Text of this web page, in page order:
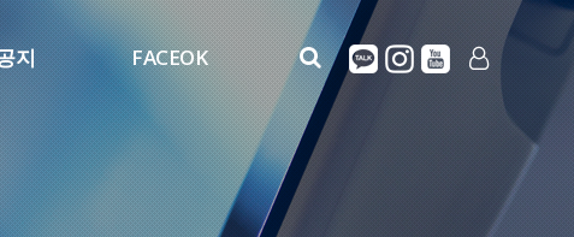
지 FACEOK
FACEOK_MOVIE